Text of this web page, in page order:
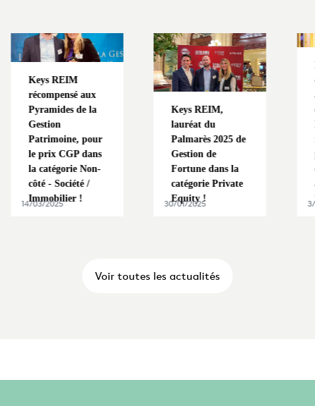
aux
de la
pour
CGP dans
Non-
/
!
Palmarès 2025 de
Fortune dans la
catégorie Private
La stratégie
alliant murs
exploitation
l'objectif
Voir toutes les actualités